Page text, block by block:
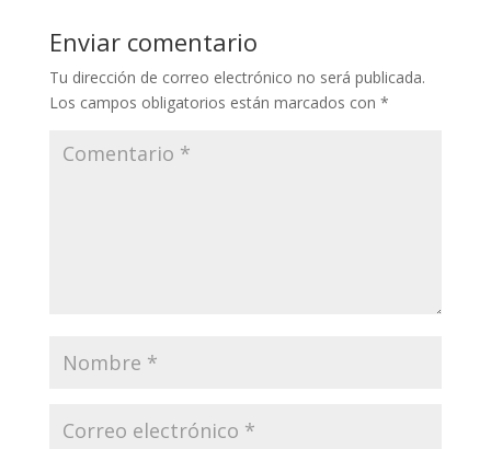
Enviar comentario
Tu dirección de correo electrónico no será publicada.
Los campos obligatorios están marcados con *